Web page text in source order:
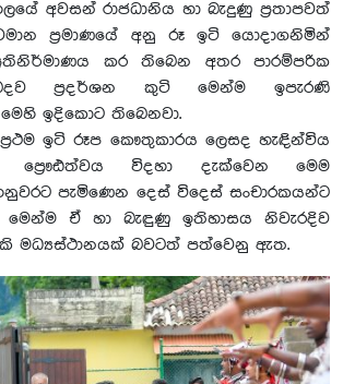
අවසන් රාජධානිය හා බැදුණු ප්‍රතාපවත්
ප්‍රමාණයේ අනු රූ ඉටි යොදාගනිමින්
කර තිබෙන අතර පාරම්පරික
ප්‍රදර්ශන කුටි මෙන්ම ඉපැරණි
ඉදිකොට තිබෙනවා.
ප්‍රථම ඉටි රූප කෞතුකාරය ලෙසද හැඳින්විය
ප්‍රෞඪත්වය විදහා දැක්වෙන මෙම
පැමිණෙන දෙස් විදෙස් සංචාරකයන්ට
මෙන්ම ඒ හා බැඳුණු ඉතිහාසය නිවැරදිව
මධ්‍යස්ථානයක් බවටත් පත්වෙනු ඇත.